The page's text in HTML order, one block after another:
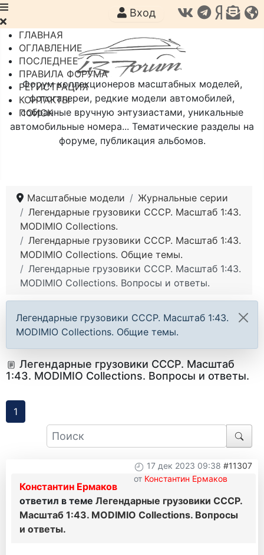
Форум коллекционеров масштабных моделей,
фотогалереи, редкие модели автомобилей,
собранные вручную энтузиастами, уникальные
автомобильные номера... Тематические разделы на
форуме, публикация альбомов.
Вход
ГЛАВНАЯ
ОГЛАВЛЕНИЕ
ПОСЛЕДНЕЕ
ПРАВИЛА ФОРУМА
РЕГИСТРАЦИЯ
КОНТАКТЫ
ПОИСК
Масштабные модели
Журнальные серии
Легендарные грузовики СССР. Масштаб 1:43.
MODIMIO Collections.
Легендарные грузовики СССР. Масштаб 1:43.
MODIMIO Collections. Общие темы.
Легендарные грузовики СССР. Масштаб 1:43.
MODIMIO Collections. Вопросы и ответы.
Легендарные грузовики СССР. Масштаб 1:43.
MODIMIO Collections. Общие темы.
Легендарные грузовики СССР. Масштаб
1:43. MODIMIO Collections. Вопросы и ответы.
1
17 дек 2023 09:38 #11307
от Константин Ермаков
Константин Ермаков
ответил в теме Легендарные грузовики СССР.
Масштаб 1:43. MODIMIO Collections. Вопросы
и ответы.